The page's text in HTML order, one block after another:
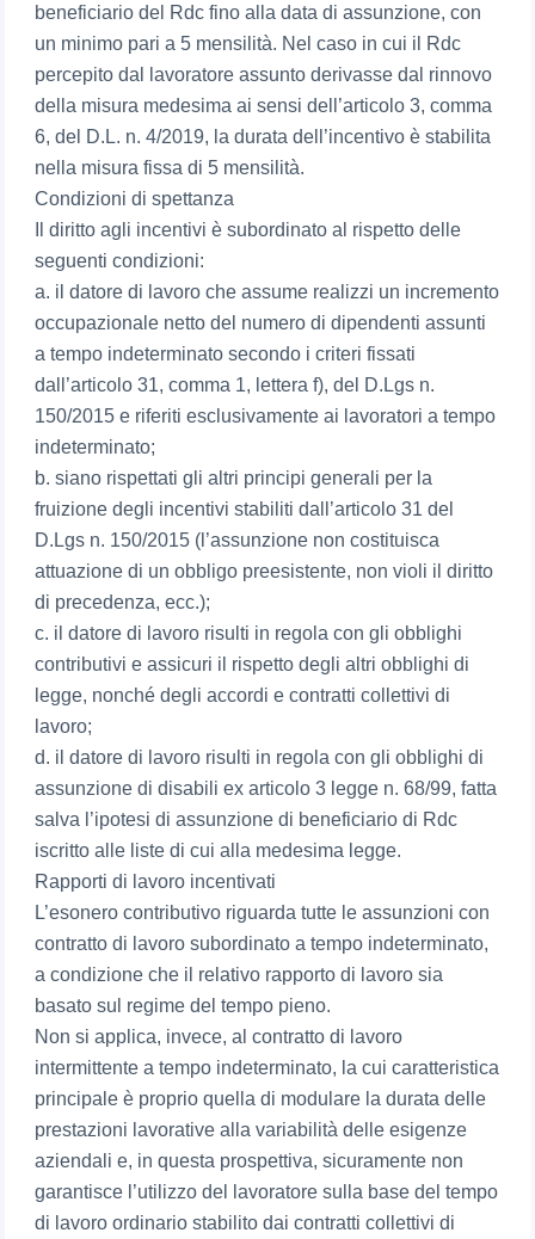
beneficiario del Rdc fino alla data di assunzione, con
un minimo pari a 5 mensilità. Nel caso in cui il Rdc
percepito dal lavoratore assunto derivasse dal rinnovo
della misura medesima ai sensi dell’articolo 3, comma
6, del D.L. n. 4/2019, la durata dell’incentivo è stabilita
nella misura fissa di 5 mensilità.
Condizioni di spettanza
Il diritto agli incentivi è subordinato al rispetto delle
seguenti condizioni:
a. il datore di lavoro che assume realizzi un incremento
occupazionale netto del numero di dipendenti assunti
a tempo indeterminato secondo i criteri fissati
dall’articolo 31, comma 1, lettera f), del D.Lgs n.
150/2015 e riferiti esclusivamente ai lavoratori a tempo
indeterminato;
b. siano rispettati gli altri principi generali per la
fruizione degli incentivi stabiliti dall’articolo 31 del
D.Lgs n. 150/2015 (l’assunzione non costituisca
attuazione di un obbligo preesistente, non violi il diritto
di precedenza, ecc.);
c. il datore di lavoro risulti in regola con gli obblighi
contributivi e assicuri il rispetto degli altri obblighi di
legge, nonché degli accordi e contratti collettivi di
lavoro;
d. il datore di lavoro risulti in regola con gli obblighi di
assunzione di disabili ex articolo 3 legge n. 68/99, fatta
salva l’ipotesi di assunzione di beneficiario di Rdc
iscritto alle liste di cui alla medesima legge.
Rapporti di lavoro incentivati
L’esonero contributivo riguarda tutte le assunzioni con
contratto di lavoro subordinato a tempo indeterminato,
a condizione che il relativo rapporto di lavoro sia
basato sul regime del tempo pieno.
Non si applica, invece, al contratto di lavoro
intermittente a tempo indeterminato, la cui caratteristica
principale è proprio quella di modulare la durata delle
prestazioni lavorative alla variabilità delle esigenze
aziendali e, in questa prospettiva, sicuramente non
garantisce l’utilizzo del lavoratore sulla base del tempo
di lavoro ordinario stabilito dai contratti collettivi di